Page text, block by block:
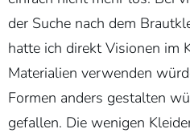
der Suche nach dem
hatte ich direkt Visionen im
Materialien verwenden
Formen anders gestalten
gefallen. Die wenigen